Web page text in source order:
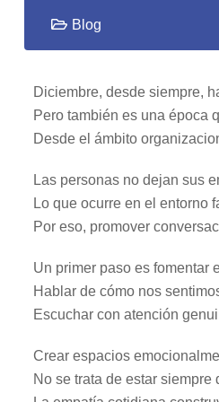
Blog
Diciembre, desde siempre,
Pero también es una época
Desde el ámbito
Las personas no dejan sus
Lo que ocurre en el entorno
Por eso, promover
Un primer paso es fomentar
Hablar de cómo nos
Escuchar con atención
Crear espacios
No se trata de estar